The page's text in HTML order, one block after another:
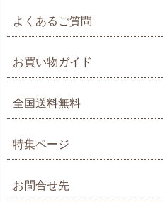
よくあるご質問
お買い物ガイド
全国送料無料
特集ページ
お問合せ先